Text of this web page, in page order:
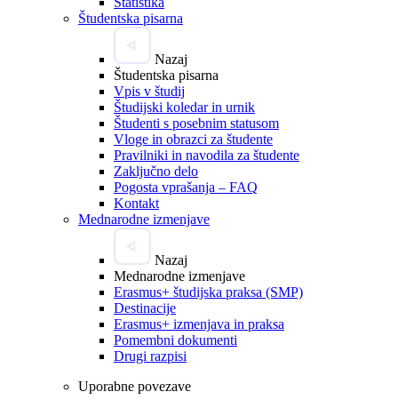
Študentska pisarna
Nazaj
Študentska pisarna
Vpis v študij
Študijski koledar in urnik
Študenti s posebnim statusom
Vloge in obrazci za študente
Pravilniki in navodila za študente
Zaključno delo
Pogosta vprašanja – FAQ
Kontakt
Mednarodne izmenjave
Nazaj
Mednarodne izmenjave
Erasmus+ študijska praksa (SMP)
Destinacije
Erasmus+ izmenjava in praksa
Pomembni dokumenti
Drugi razpisi
Uporabne povezave